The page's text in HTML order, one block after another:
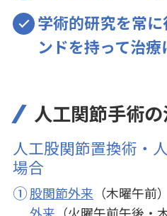
学術的研究を常
ンドを持って治療
人工関節手術
人工股関節置換術・
場合
①股関節外来 （木曜午前
外来 （火曜午前午後